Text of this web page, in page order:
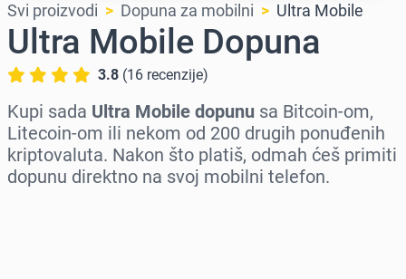
Svi proizvodi Dopuna za mobilni Ultra Mobile
Ultra Mobile Dopuna
3.8 (16 recenzije)
Kupi sada Ultra Mobile dopunu sa Bitcoin-om,
Litecoin-om ili nekom od 200 drugih ponuđenih
kriptovaluta. Nakon što platiš, odmah ćeš primiti
dopunu direktno na svoj mobilni telefon.